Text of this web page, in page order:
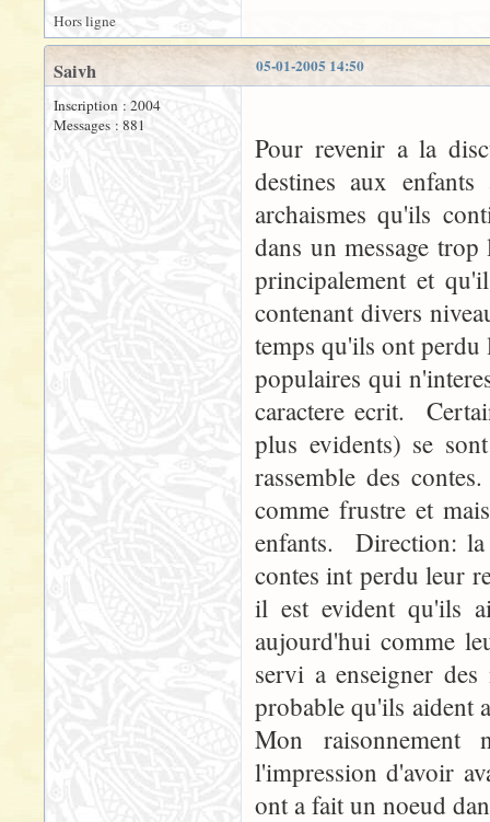
Hors ligne
05-01-2005 14:50
Saivh
Inscription : 2004
Messages : 881
Pour revenir a la
destines aux
archaismes qu'ils
dans un message
principalement et
contenant divers
temps qu'ils ont perdu
populaires qui
caractere ecrit.
plus evidents) se
rassemble des
comme frustre et
enfants. Direction: la
contes int perdu leur
il est evident qu'ils
aujourd'hui comme
servi a enseigner
probable qu'ils aident
Mon raisonnement
l'impression d'avoir
ont a fait un noeud